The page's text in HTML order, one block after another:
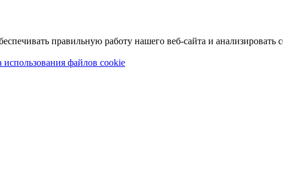
правильную работу нашего веб-сайта и анализировать
использования файлов cookie